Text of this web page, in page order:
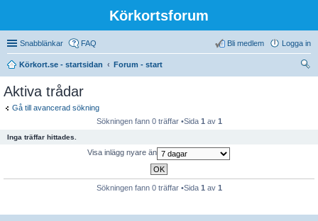
Körkortsforum
Snabblänkar FAQ Logga in
Bli medlem
Körkort.se - startsidan
Forum - start
Aktiva trådar
Gå till avancerad sökning
Sökningen fann 0 träffar •Sida 1 av 1
Inga träffar hittades.
Visa inlägg nyare än
Sökningen fann 0 träffar •Sida 1 av 1